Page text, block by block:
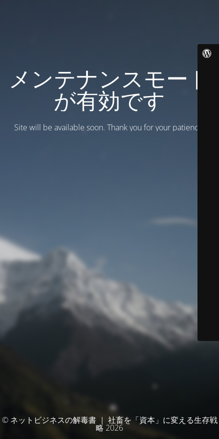
メンテナンスモード
が有効です
Site will be available soon. Thank you for your patience!
© ネットビジネスの解毒書 ｜ 社畜を「資本」に変える生存戦
略 2026